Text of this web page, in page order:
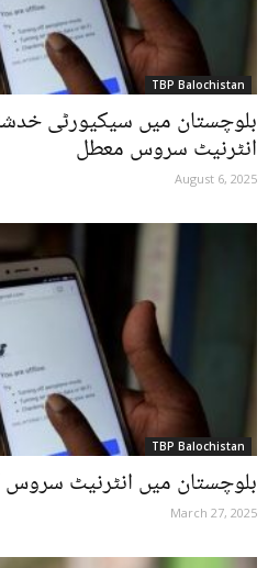
TBP Balochistan
بلوچستان میں سیکیورٹی
انٹرنیٹ سروس معطل
August 6, 2025
TBP Balochistan
بلوچستان میں انٹرنیٹ سروس
March 27, 2025